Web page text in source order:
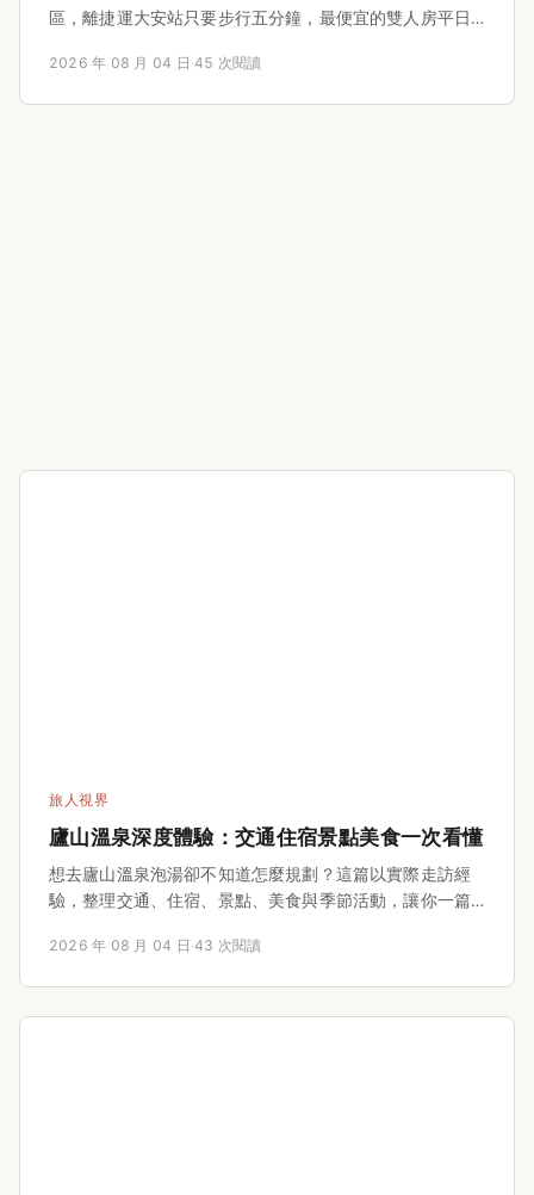
區，離捷運大安站只要步行五分鐘，最便宜的雙人房平日
晚，從check-in到早餐、週邊景點，真實體驗完整公開，
2026 年 08 月 04 日 ·45 次閱讀
旅人視界
廬山溫泉深度體驗：交通住宿景點美食一次看懂
想去廬山溫泉泡湯卻不知道怎麼規劃？這篇以實際走訪經
驗，整理交通、住宿、景點、美食與季節活動，讓你一篇
2026 年 08 月 04 日 ·43 次閱讀